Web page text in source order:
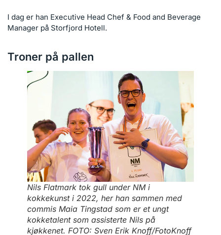
I dag er han Executive Head Chef & Food and Beverage
Manager på Storfjord Hotell.
Troner på pallen
Nils Flatmark tok gull under NM i
kokkekunst i 2022, her han sammen med
commis Maia Tingstad som er et ungt
kokketalent som assisterte Nils på
kjøkkenet. FOTO: Sven Erik Knoff/FotoKnoff